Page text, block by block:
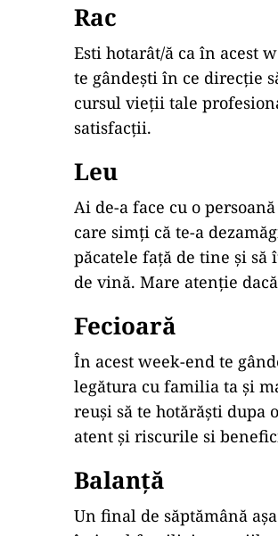
Rac
Esti hotarât/ă ca în acest
te gândești în ce direcție
cursul vieții tale
satisfacții.
Leu
Ai de-a face cu o
care simți că te-a
păcatele față de tine și
de vină. Mare atenție
Fecioară
În acest week-end te
legătura cu familia ta și
reuși să te hotărăști dupa
atent și riscurile si
Balanță
Un final de săptămână